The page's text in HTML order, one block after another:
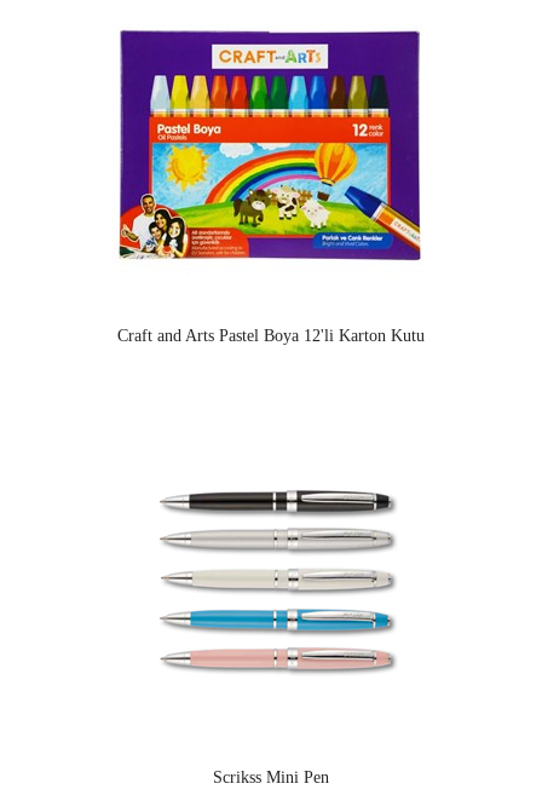
Craft and Arts Pastel Boya 12'li Karton Kutu
Scrikss Mini Pen